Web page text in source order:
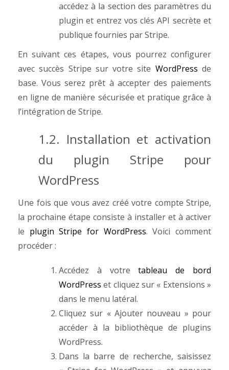
accédez à la section des paramètres du
plugin et entrez vos clés API secrète et
publique fournies par Stripe.
En suivant ces étapes, vous pourrez configurer
avec succès Stripe sur votre site WordPress de
base. Vous serez prêt à accepter des paiements
en ligne de manière sécurisée et pratique grâce à
l’intégration de Stripe.
1.2. Installation et activation
du plugin Stripe pour
WordPress
Une fois que vous avez créé votre compte Stripe,
la prochaine étape consiste à installer et à activer
le plugin Stripe for WordPress. Voici comment
procéder :
Accédez à votretableau de bord
WordPress et cliquez sur « Extensions »
dans le menu latéral.
Cliquez sur « Ajouter nouveau » pour
accéder à la bibliothèque de plugins
WordPress.
Dans la barre de recherche, saisissez